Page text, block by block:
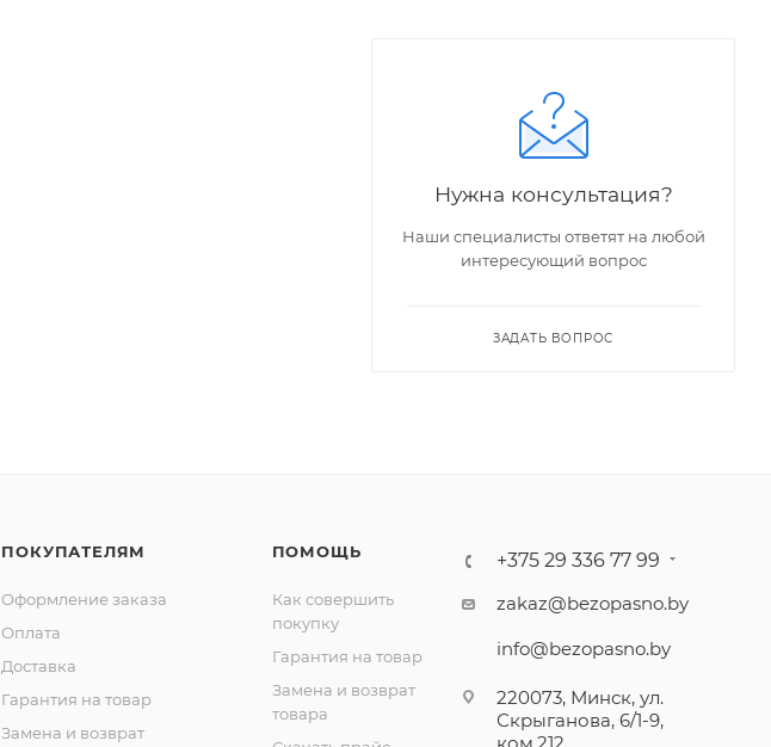
Нужна консультация?
Наши специалисты ответят на любой
интересующий вопрос
ЗАДАТЬ ВОПРОС
ПОКУПАТЕЛЯМ
Оформление заказа
Оплата
Доставка
Гарантия на товар
Замена и возврат
ПОМОЩЬ
Как совершить
покупку
Гарантия на товар
Замена и возврат
товара
+375 29 336 77 99
zakaz@bezopasno.by
info@bezopasno.by
220073, Минск, ул.
Скрыганова, 6/1-9,